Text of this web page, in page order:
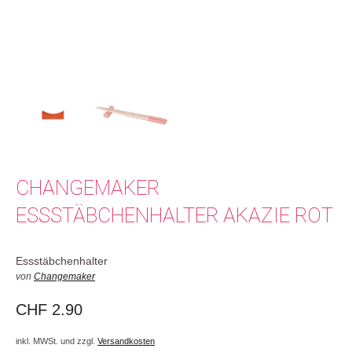
CHANGEMAKER
ESSSTÄBCHENHALTER AKAZIE ROT
Essstäbchenhalter
von Changemaker
CHF 2.90
inkl. MWSt. und zzgl. Versandkosten